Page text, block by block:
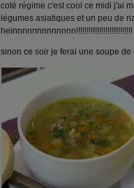
coté régime c'est cool ce midi j'ai
légumes asiatiques et un peu de
heinnnnnnnnnnnnn!!!!!!!!!!!!!!!!!!!!!!!!!!!
sinon ce soir je ferai une soupe de